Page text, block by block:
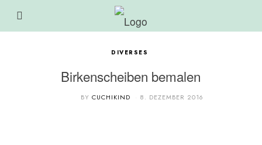
DIVERSES
Birkenscheiben bemalen
BY CUCHIKIND 8. DEZEMBER 2016